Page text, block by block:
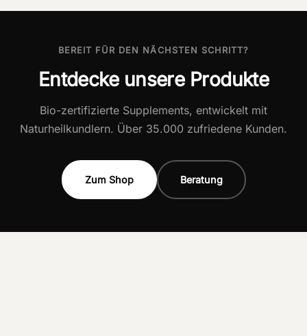
BEREIT FÜR DEN NÄCHSTEN SCHRITT?
Entdecke unsere Produkte
Bio-zertifizierte Supplements, entwickelt mit
Naturheilkundlern. Über 35.000 zufriedene Kunden.
Zum Shop Beratung